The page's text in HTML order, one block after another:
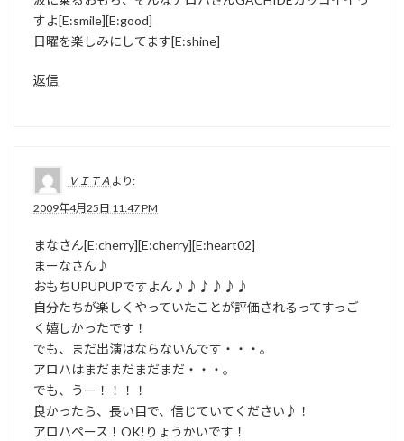
すよ[E:smile][E:good]
日曜を楽しみにしてます[E:shine]
返信
ＶＩＴＡ より:
2009年4月25日 11:47 PM
まなさん[E:cherry][E:cherry][E:heart02]
まーなさん♪
おもちUPUPUPですよん♪♪♪♪♪♪
自分たちが楽しくやっていたことが評価されるってすっご
く嬉しかったです！
でも、まだ出演はならないんです・・・。
アロハはまだまだまだまだ・・・。
でも、うー！！！！
良かったら、長い目で、信じていてください♪！
アロハペース！OK!りょうかいです！